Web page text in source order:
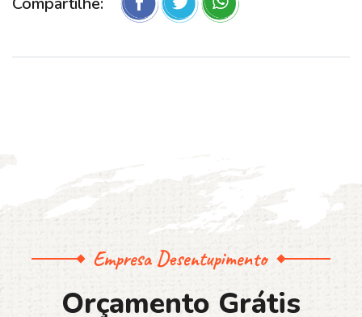
Empresa Desentupimento
Orçamento Grátis